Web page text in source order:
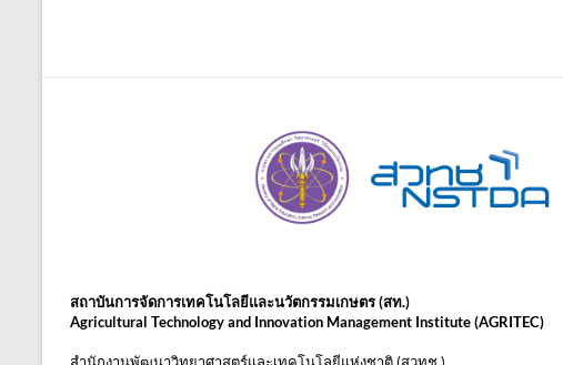
สถาบันการจัดการเทคโนโลยีและนวัตกรรมเกษตร (สท.)
Agricultural Technology and Innovation Management Institute (AGRITEC)